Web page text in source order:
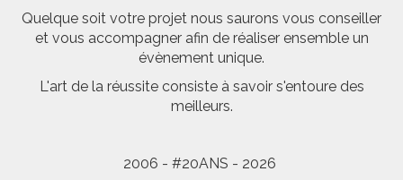
Quelque soit votre projet nous saurons vous conseiller
et vous accompagner afin de réaliser ensemble un
évènement unique.
L'art de la réussite consiste à savoir s'entoure des
meilleurs.
2006 - #20ANS - 2026